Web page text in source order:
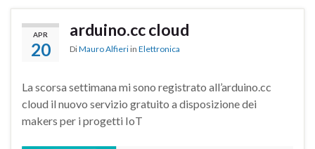
APR
20
arduino.cc cloud
DiMauro Alfieri in Elettronica
La scorsa settimana mi sono registrato all’arduino.cc
cloud il nuovo servizio gratuito a disposizione dei
makers per i progetti IoT